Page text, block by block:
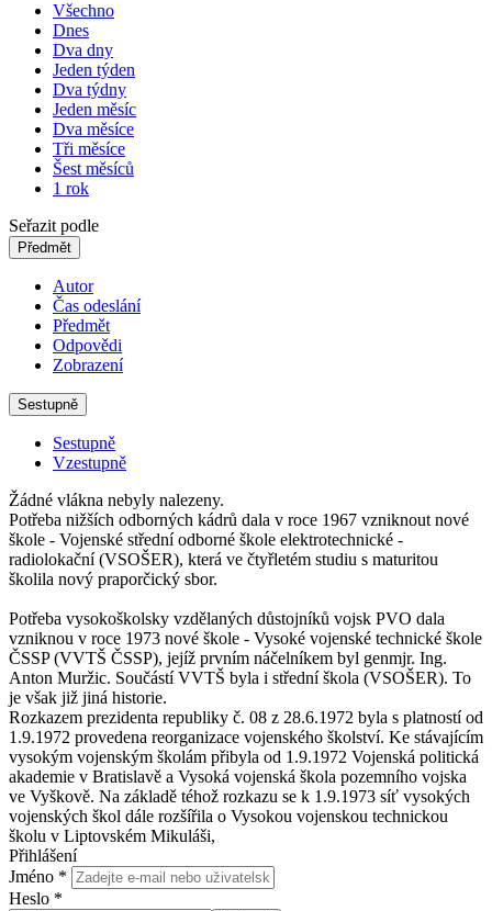
Všechno
Dnes
Dva dny
Jeden týden
Dva týdny
Jeden měsíc
Dva měsíce
Tři měsíce
Šest měsíců
1 rok
Seřazit podle
Předmět
Autor
Čas odeslání
Předmět
Odpovědi
Zobrazení
Sestupně
Sestupně
Vzestupně
Žádné vlákna nebyly nalezeny.
Potřeba nižších odborných kádrů dala v roce 1967 vzniknout nové
škole - Vojenské střední odborné škole elektrotechnické -
radiolokační (VSOŠER), která ve čtyřletém studiu s maturitou
školila nový praporčický sbor.
Potřeba vysokoškolsky vzdělaných důstojníků vojsk PVO dala
vzniknou v roce 1973 nové škole - Vysoké vojenské technické škole
ČSSP (VVTŠ ČSSP), jejíž prvním náčelníkem byl genmjr. Ing.
Anton Muržic. Součástí VVTŠ byla i střední škola (VSOŠER). To
je však již jiná historie.
Rozkazem prezidenta republiky č. 08 z 28.6.1972 byla s platností od
1.9.1972 provedena reorganizace vojenského školství. Ke stávajícím
vysokým vojenským školám přibyla od 1.9.1972 Vojenská politická
akademie v Bratislavě a Vysoká vojenská škola pozemního vojska
ve Vyškově. Na základě téhož rozkazu se k 1.9.1973 síť vysokých
vojenských škol dále rozšířila o Vysokou vojenskou technickou
školu v Liptovském Mikuláši,
Přihlášení
Jméno *
Heslo *